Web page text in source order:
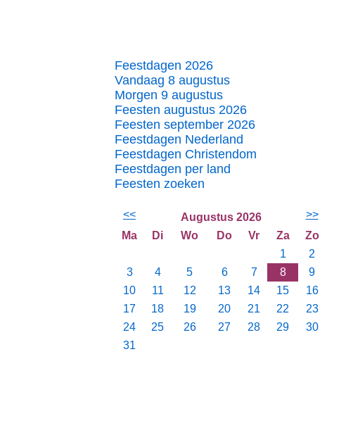
Feestdagen 2026
Vandaag 8 augustus
Morgen 9 augustus
Feesten augustus 2026
Feesten september 2026
Feestdagen Nederland
Feestdagen Christendom
Feestdagen per land
Feesten zoeken
<< Augustus 2026
>>
Ma
Di Wo Do Vr Za
Zo
1
2
3
4 5 6 7 8
9
10
11 12 13 14 15
16
17
18 19 20 21 22
23
24
25 26 27 28 29
30
31